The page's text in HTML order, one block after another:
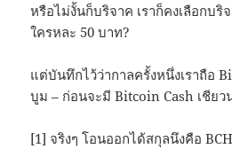
หรือไม่งั้นก็บริจาค เราก็คงเลือกบริ
ใครหละ 50 บาท?
แต่บันทึกไว้ว่ากาลครั้งหนึ่งเราถือ
บูม – ก่อนจะมี Bitcoin Cash เชียว
[1] จริงๆ โอนออกได้สกุลนึงคือ